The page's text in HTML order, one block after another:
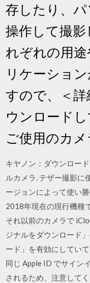
存したり、
操作して撮
れぞれの用
リケーショ
すので、＜
ウンロードし
ご使用のカメ
キヤノン：ダウンロー
ルカメラ. テザー撮影に
ージョンによって使い
2018年現在の現行機種
それ以前のカメラで
ジナルをダウンロード
ード」を有効にしてい
同じ Apple ID でサイン
されるため、注意してく